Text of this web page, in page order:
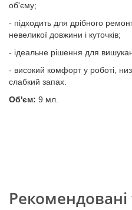
об'єму;
- підходить для дрібного
невеликої довжини і куточків;
- ідеальне рішення для
- високий комфорт у роботі,
слабкий запах.
Об'єм: 9 мл.